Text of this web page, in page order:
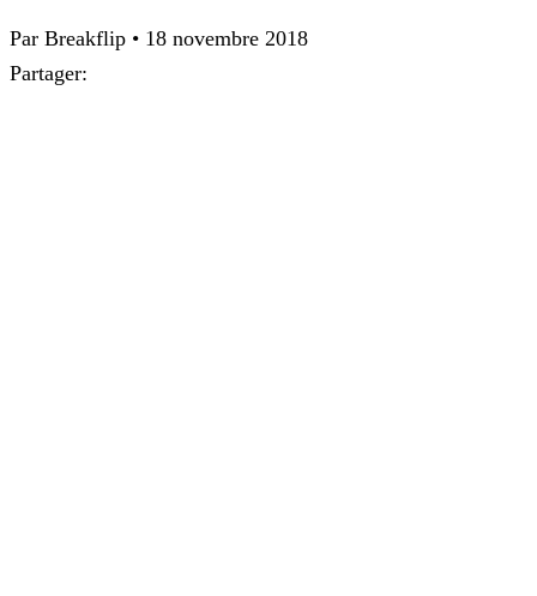
Par Breakflip • 18 novembre 2018
Partager: